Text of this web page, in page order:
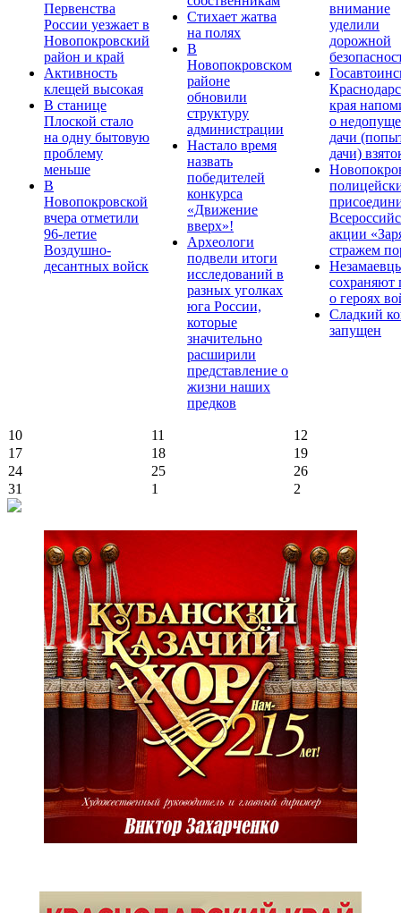
Первенства
России уезжает в
Новопокровский
район и край
Активность
клещей высокая
В станице
Плоской стало
на одну бытовую
проблему
меньше
В
Новопокровской
вчера отметили
96-летие
Воздушно-
десантных войск
Стихает жатва
на полях
В
Новопокровском
районе
обновили
структуру
администрации
Настало время
назвать
победителей
конкурса
«Движение
вверх»!
Археологи
подвели итоги
исследований в
разных уголках
юга России,
которые
значительно
расширили
представление о
жизни наших
предков
внимание
уделили
дорожной
края
о
дачи
дачи)
акции
стражем
сохраняют
о героях
Сладкий
запущен
10 11
12
17
18
19
24
25
26
31
1 2